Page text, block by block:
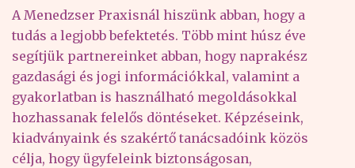
A Menedzser Praxisnál hiszünk abban, hogy a
tudás a legjobb befektetés. Több mint húsz éve
segítjük partnereinket abban, hogy naprakész
gazdasági és jogi információkkal, valamint a
gyakorlatban is használható megoldásokkal
hozhassanak felelős döntéseket. Képzéseink,
kiadványaink és szakértő tanácsadóink közös
célja, hogy ügyfeleink biztonságosan,